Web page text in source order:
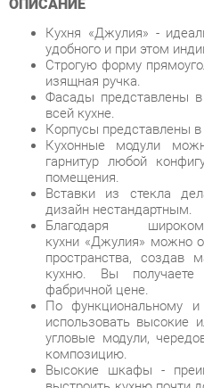
Строгую форму
изящная ручка.
Фасады представлены в
всей кухне.
Корпусы представлены в
Кухонные модули
гарнитур любой
помещения.
Вставки из стекла
дизайн нестандартным.
Благодаря
кухни «Джулия» можно
пространства, создав
кухню. Вы получаете
фабричной цене.
По функциональному и
использовать высокие
угловые модули,
композицию.
Высокие шкафы -
выстроить кухню почти
верхние полки редко
Стиль - классический,
Условия покупки